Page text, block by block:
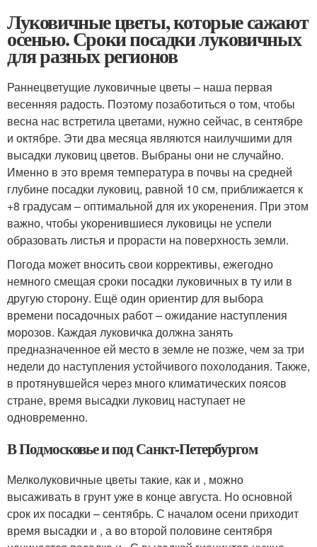
Луковичные цветы, которые сажают
осенью. Сроки посадки луковичных
для разных регионов
Раннецветущие луковичные цветы – наша первая
весенняя радость. Поэтому позаботиться о том, чтобы
весна нас встретила цветами, нужно сейчас, в сентябре
и октябре. Эти два месяца являются наилучшими для
высадки луковиц цветов. Выбраны они не случайно.
Именно в это время температура в почвы на средней
глубине посадки луковиц, равной 10 см, приближается к
+8 градусам – оптимальной для их укоренения. При этом
важно, чтобы укоренившиеся луковицы не успели
образовать листья и прорасти на поверхность земли.
Погода может вносить свои коррективы, ежегодно
немного смещая сроки посадки луковичных в ту или в
другую сторону. Ещё один ориентир для выбора
времени посадочных работ – ожидание наступления
морозов. Каждая луковичка должна занять
предназначенное ей место в земле не позже, чем за три
недели до наступления устойчивого похолодания. Также,
в протянувшейся через много климатических поясов
стране, время высадки луковиц наступает не
одновременно.
В Подмосковье и под Санкт-Петербургом
Мелколуковичные цветы такие, как и , можно
высаживать в грунт уже в конце августа. Но основной
срок их посадки – сентябрь. С началом осени приходит
время высадки и , а во второй половине сентября